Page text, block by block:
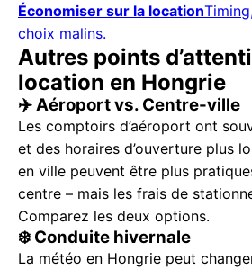
Économiser sur la location
choix malins.
Autres points
location en Hongrie
✈️ Aéroport vs. Centre-ville
Les comptoirs d’aéroport ont
et des horaires d’ouverture plus
en ville peuvent être plus
centre – mais les frais de
Comparez les deux options.
❄️ Conduite hivernale
La météo en Hongrie peut